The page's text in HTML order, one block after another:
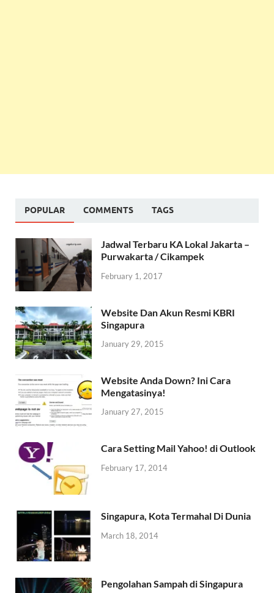
POPULAR COMMENTS TAGS
Jadwal Terbaru KA Lokal Jakarta –
Purwakarta / Cikampek
February 1, 2017
Website Dan Akun Resmi KBRI
Singapura
January 29, 2015
Website Anda Down? Ini Cara
Mengatasinya!
January 27, 2015
Cara Setting Mail Yahoo! di Outlook
February 17, 2014
Singapura, Kota Termahal Di Dunia
March 18, 2014
Pengolahan Sampah di Singapura